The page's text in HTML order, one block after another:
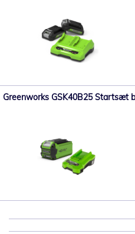
Greenworks GSK40B25 Startsæt